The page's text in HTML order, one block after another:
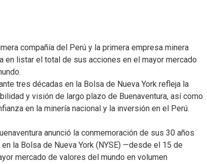
compañía del Perú y la primera empresa minera
en listar el total de sus acciones en el mayor mercado
tres décadas en la Bolsa de Nueva York refleja la
y visión de largo plazo de Buenaventura, así como
en la minería nacional y la inversión en el Perú.
anunció la conmemoración de sus 30 años
la Bolsa de Nueva York (NYSE) —desde el 15 de
mercado de valores del mundo en volumen